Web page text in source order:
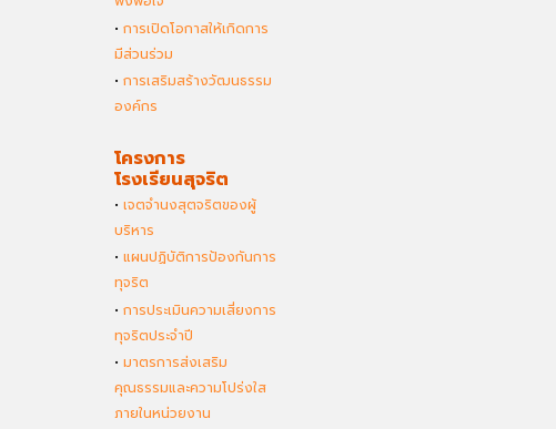
• การเปิดโอกาสให้เกิดการ
มีส่วนร่วม
• การเสริมสร้างวัฒนธรรม
องค์กร
โครงการ
โรงเรียนสุจริต
• เจตจำนงสุตจริตของผู้
บริหาร
• แผนปฏิบัติการป้องกันการ
ทุจริต
• การประเมินความเสี่ยงการ
ทุจริตประจำปี
• มาตรการส่งเสริม
คุณธรรมและความโปร่งใส
ภายในหน่วยงาน